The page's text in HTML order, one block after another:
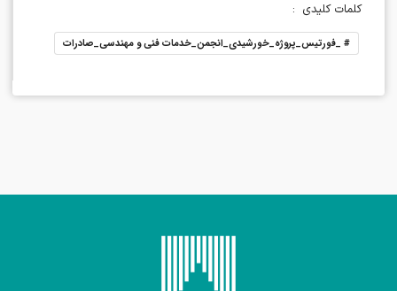
کلمات کلیدی :
# _فورتیس_پروژه_خورشیدی_انجمن_خدمات فنی و مهندسی_صادرات